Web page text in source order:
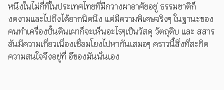
หนึงในไม่กี่ที่ในประเทศไทยที่มีกวางผาอาศัยอยู่ ธรรมชาติก็
งดงามและไปถึงได้ยากนิดนึง แต่มีความพิเศษจริงๆ ในฐานะของ
คนทำเครื่องปั้นดินเผาก็จะเห็นอะไรๆเป็นวัสดุ วัตถุดิบ และ สสาร
อันมีความเกี่ยวเนื่องเชื่อมโยงไปหากันเสมอๆ คราวนี้สิ่งที่สะกิด
ความสนใจจึงอยู่ที่ อึของมันนั่นเอง